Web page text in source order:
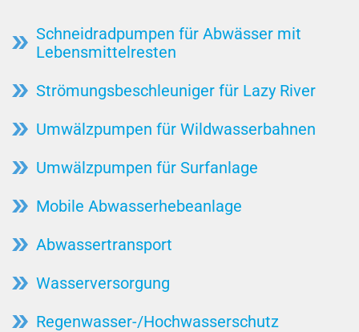
Schneidradpumpen für Abwässer mit
Lebensmittelresten
Strömungsbeschleuniger für Lazy River
Umwälzpumpen für Wildwasserbahnen
Umwälzpumpen für Surfanlage
Mobile Abwasserhebeanlage
Abwassertransport
Wasserversorgung
Regenwasser-/Hochwasserschutz